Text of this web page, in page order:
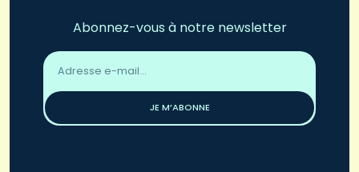
Abonnez-vous à notre newsletter
Adresse
email
JE M’ABONNE